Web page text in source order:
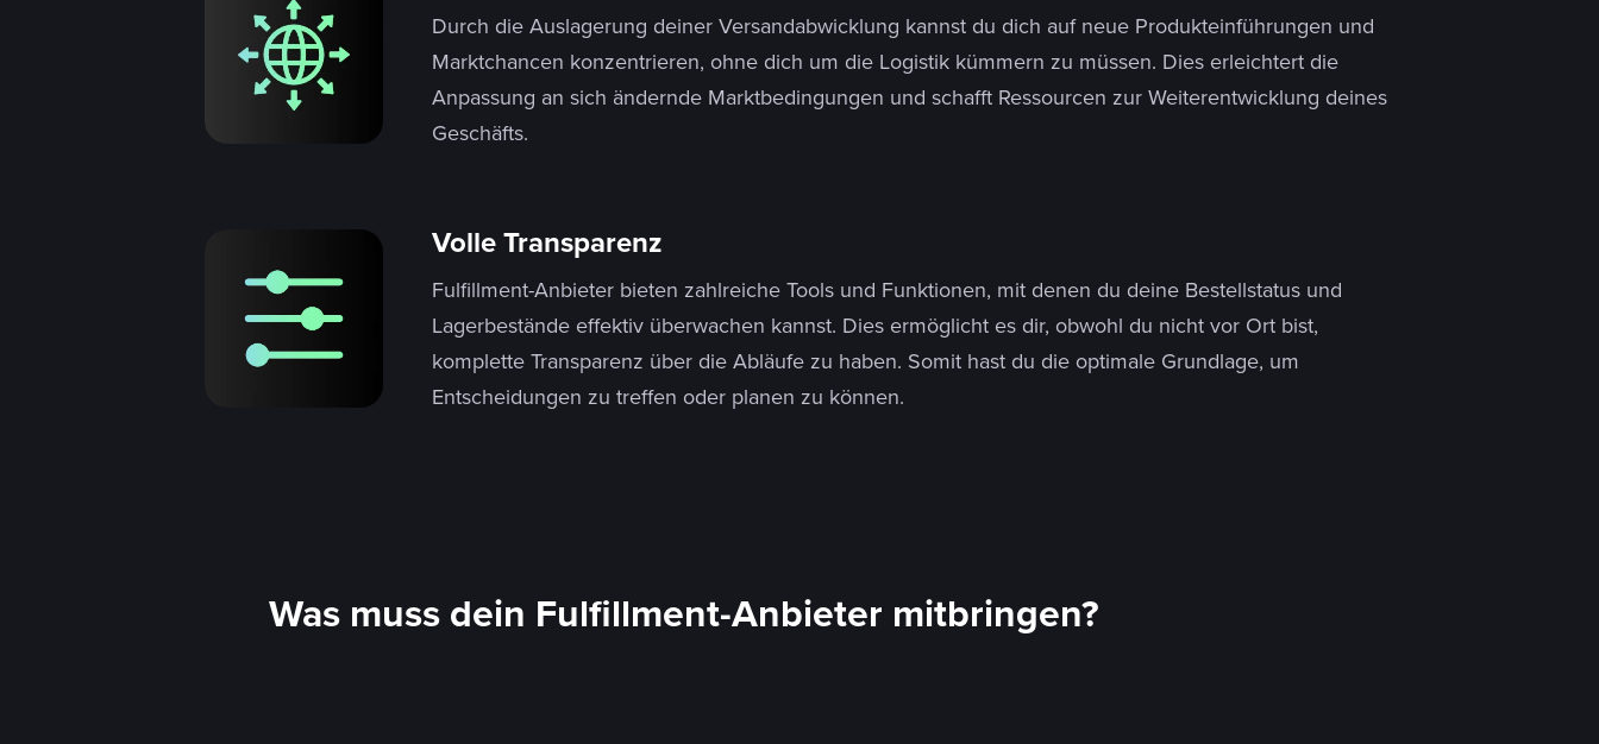
Durch die Auslagerung deiner Versandabwicklung kannst du dich auf neue Produkteinführungen und
Marktchancen konzentrieren, ohne dich um die Logistik kümmern zu müssen. Dies erleichtert die
Anpassung an sich ändernde Marktbedingungen und schafft Ressourcen zur Weiterentwicklung deines
Geschäfts.
Volle Transparenz
Fulfillment-Anbieter bieten zahlreiche Tools und Funktionen, mit denen du deine Bestellstatus und
Lagerbestände effektiv überwachen kannst. Dies ermöglicht es dir, obwohl du nicht vor Ort bist,
komplette Transparenz über die Abläufe zu haben. Somit hast du die optimale Grundlage, um
Entscheidungen zu treffen oder planen zu können.
Was muss dein Fulfillment-Anbieter mitbringen?